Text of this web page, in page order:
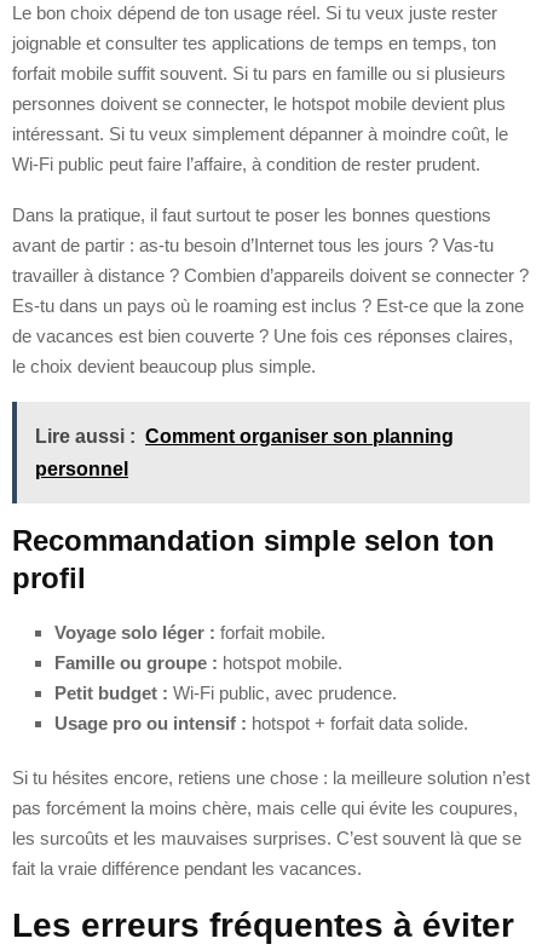
Le bon choix dépend de ton usage réel. Si tu veux juste rester
joignable et consulter tes applications de temps en temps, ton
forfait mobile suffit souvent. Si tu pars en famille ou si plusieurs
personnes doivent se connecter, le hotspot mobile devient plus
intéressant. Si tu veux simplement dépanner à moindre coût, le
Wi‑Fi public peut faire l’affaire, à condition de rester prudent.
Dans la pratique, il faut surtout te poser les bonnes questions
avant de partir : as-tu besoin d’Internet tous les jours ? Vas-tu
travailler à distance ? Combien d’appareils doivent se connecter ?
Es-tu dans un pays où le roaming est inclus ? Est-ce que la zone
de vacances est bien couverte ? Une fois ces réponses claires,
le choix devient beaucoup plus simple.
Lire aussi : Comment organiser son planning
personnel
Recommandation simple selon ton
profil
Voyage solo léger : forfait mobile.
Famille ou groupe : hotspot mobile.
Petit budget : Wi‑Fi public, avec prudence.
Usage pro ou intensif : hotspot + forfait data solide.
Si tu hésites encore, retiens une chose : la meilleure solution n’est
pas forcément la moins chère, mais celle qui évite les coupures,
les surcoûts et les mauvaises surprises. C’est souvent là que se
fait la vraie différence pendant les vacances.
Les erreurs fréquentes à éviter